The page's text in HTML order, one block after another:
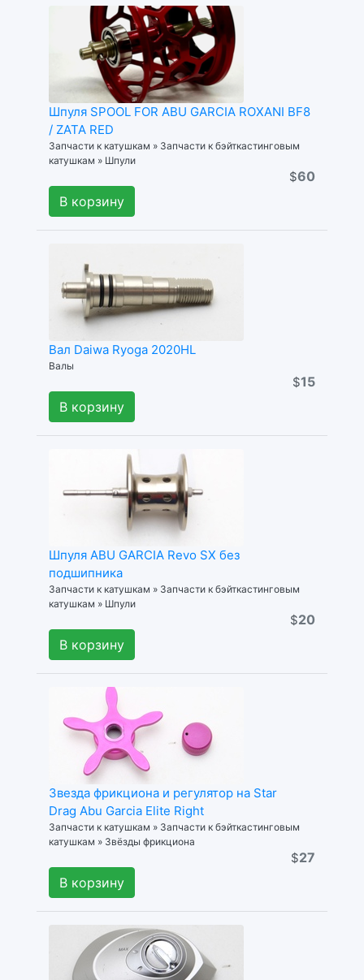
Шпуля SPOOL FOR ABU GARCIA ROXANI BF8
/ ZATA RED
Запчасти к катушкам » Запчасти к бэйткастинговым
катушкам » Шпули
$60
В корзину
Вал Daiwa Ryoga 2020HL
Валы
$15
В корзину
Шпуля ABU GARCIA Revo SX без
подшипника
Запчасти к катушкам » Запчасти к бэйткастинговым
катушкам » Шпули
$20
В корзину
Звезда фрикциона и регулятор на Star
Drag Abu Garcia Elite Right
Запчасти к катушкам » Запчасти к бэйткастинговым
катушкам » Звёзды фрикциона
$27
В корзину